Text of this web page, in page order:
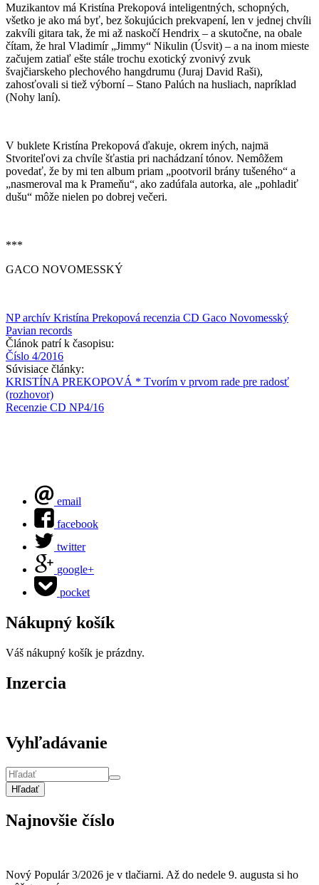
Muzikantov má Kristína Prekopová inteligentných, schopných,
všetko je ako má byť, bez šokujúcich prekvapení, len v jednej chvíli
zakvíli gitara tak, že mi až naskočí Hendrix – a skutočne, na obale
čítam, že hral Vladimír „Jimmy“ Nikulin (Úsvit) – a na inom mieste
začujem zatiaľ ešte stále trochu exotický zvonivý zvuk
švajčiarskeho plechového hangdrumu (Juraj David Raši),
zahosťovali si tiež výborní – Stano Palúch na husliach, napríklad
(Nohy laní).
V buklete Kristína Prekopová ďakuje, okrem iných, najmä
Stvoriteľovi za chvíle šťastia pri nachádzaní tónov. Nemôžem
povedať, že by mi ten album priam „pootvoril brány tušeného“ a
„nasmeroval ma k Prameňu“, ako zadúfala autorka, ale „pohladiť
dušu“ môže nielen po dobrej večeri.
***
GACO NOVOMESSKÝ
NP archív Kristína Prekopová recenzia CD Gaco Novomesský
Pavian records
Článok patrí k časopisu:
Číslo 4/2016
Súvisiace články:
KRISTÍNA PREKOPOVÁ * Tvorím v prvom rade pre radosť
(rozhovor)
Recenzie CD NP4/16
email
facebook
twitter
google+
pocket
Nákupný košík
Váš nákupný košík je prázdny.
Inzercia
Vyhľadávanie
Hľadať
Najnovšie číslo
Nový Populár 3/2026 je v tlačiarni. Až do nedele 9. augusta si ho